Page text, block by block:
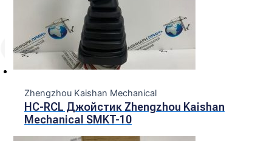
Zhengzhou Kaishan Mechanical
HC-RCL Джойстик Zhengzhou Kaishan
Mechanical SMKT-10